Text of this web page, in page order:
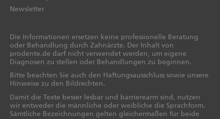
Newsletter
Die Informationen ersetzen keine professionelle Beratung
oder Behandlung durch Zahnärzte. Der Inhalt von
prodente.de darf nicht verwendet werden, um eigene
Diagnosen zu stellen oder Behandlungen zu beginnen.
Bitte beachten Sie auch den Haftungsausschluss sowie unsere
Hinweise zu den Bildrechten.
Damit die Texte besser lesbar und barrierearm sind, nutzen
wir entweder die männliche oder weibliche die Sprachform.
Sämtliche Bezeichnungen gelten gleichermaßen für beide